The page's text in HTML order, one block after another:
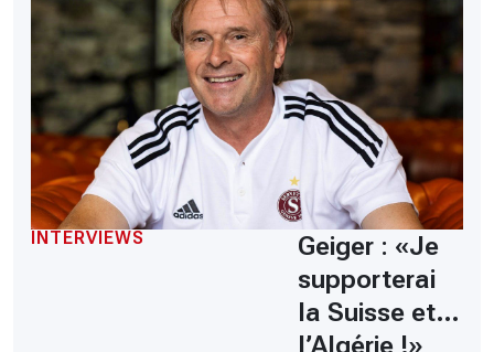
INTERVIEWS
Geiger : «Je
supporterai
la Suisse et…
l’Algérie !»